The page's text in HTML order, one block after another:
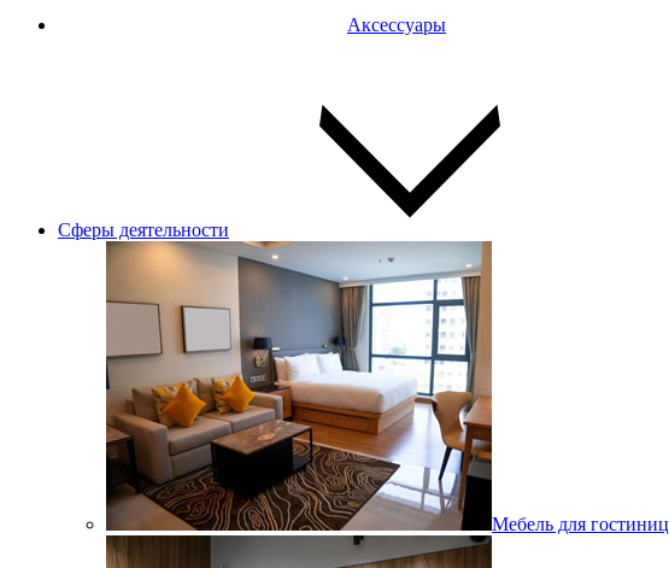
Аксессуары
Сферы деятельности
Мебель для гостиниц